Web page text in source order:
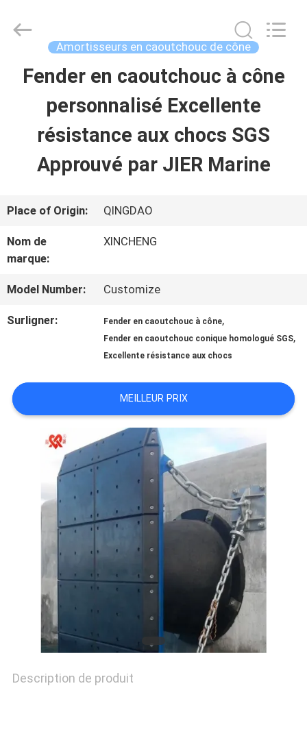
MAISON
PRODUITS
SHOW
A
PROPOS
DE
VISITE
D'USINE
CONTRÔLE
QUALITÉ
CONTACTEZ-
NOUS
NOUVELLES
Rubber
Amortisseurs en caoutchouc de cône
Fender en caoutchouc à cône
personnalisé Excellente
résistance aux chocs SGS
Approuvé par JIER Marine
Place of Origin: QINGDAO
Nom de
marque:
XINCHENG
Model Number: Customize
Surligner: Fender en caoutchouc à cône,
Fender en caoutchouc conique homologué SGS,
Excellente résistance aux chocs
MEILLEUR PRIX
Description de produit